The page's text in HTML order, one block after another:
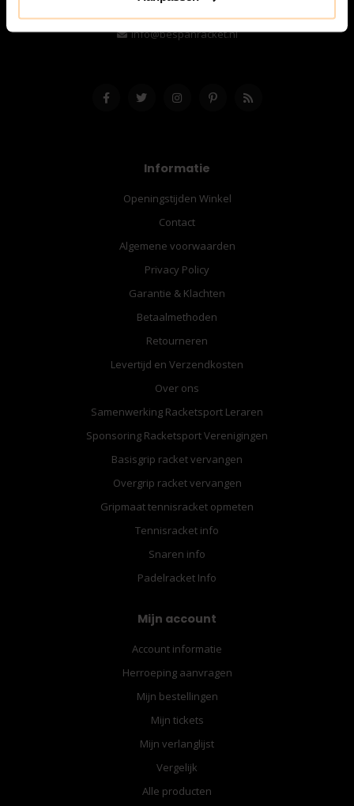
info@bespanracket.nl
Informatie
Openingstijden Winkel
Contact
Algemene voorwaarden
Privacy Policy
Garantie & Klachten
Betaalmethoden
Retourneren
Levertijd en Verzendkosten
Over ons
Samenwerking Racketsport Leraren
Sponsoring Racketsport Verenigingen
Basisgrip racket vervangen
Overgrip racket vervangen
Gripmaat tennisracket opmeten
Tennisracket info
Snaren info
Padelracket Info
Mijn account
Account informatie
Herroeping aanvragen
Mijn bestellingen
Mijn tickets
Mijn verlanglijst
Vergelijk
Alle producten